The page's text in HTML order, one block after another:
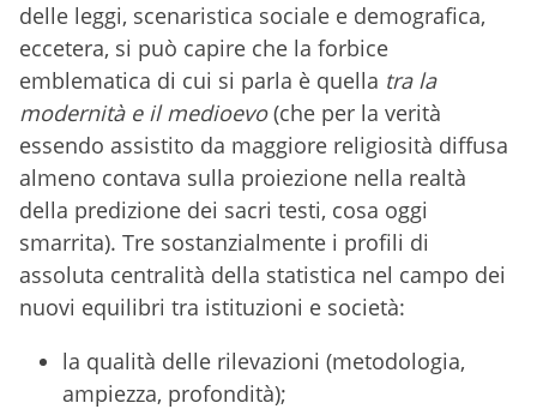
delle leggi, scenaristica sociale e demografica,
eccetera, si può capire che la forbice
emblematica di cui si parla è quella tra la
modernità e il medioevo(che per la verità
essendo assistito da maggiore religiosità diffusa
almeno contava sulla proiezione nella realtà
della predizione dei sacri testi, cosa oggi
smarrita). Tre sostanzialmente i profili di
assoluta centralità della statistica nel campo dei
nuovi equilibri tra istituzioni e società:
la qualità delle rilevazioni (metodologia,
ampiezza, profondità);